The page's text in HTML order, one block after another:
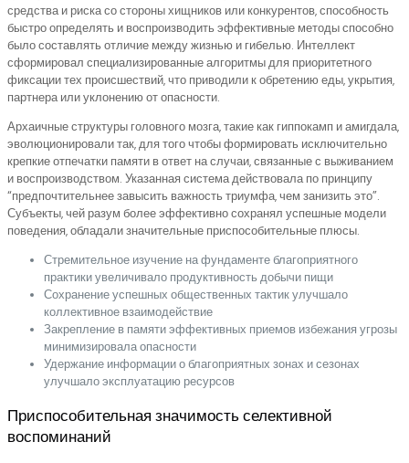
средства и риска со стороны хищников или конкурентов, способность
быстро определять и воспроизводить эффективные методы способно
было составлять отличие между жизнью и гибелью. Интеллект
сформировал специализированные алгоритмы для приоритетного
фиксации тех происшествий, что приводили к обретению еды, укрытия,
партнера или уклонению от опасности.
Архаичные структуры головного мозга, такие как гиппокамп и амигдала,
эволюционировали так, для того чтобы формировать исключительно
крепкие отпечатки памяти в ответ на случаи, связанные с выживанием
и воспроизводством. Указанная система действовала по принципу
“предпочтительнее завысить важность триумфа, чем занизить это”.
Субъекты, чей разум более эффективно сохранял успешные модели
поведения, обладали значительные приспособительные плюсы.
Стремительное изучение на фундаменте благоприятного
практики увеличивало продуктивность добычи пищи
Сохранение успешных общественных тактик улучшало
коллективное взаимодействие
Закрепление в памяти эффективных приемов избежания угрозы
минимизировала опасности
Удержание информации о благоприятных зонах и сезонах
улучшало эксплуатацию ресурсов
Приспособительная значимость селективной
воспоминаний